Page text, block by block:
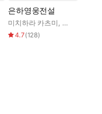
키,김완
나카 요시키,
은하영웅전설
미치하라 카츠미, 다나카 요시키
4.7(128)